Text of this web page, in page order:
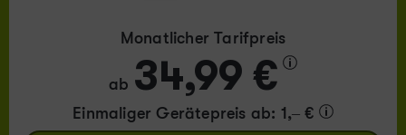
Monatlicher Tarifpreis
ab 34,99 €
Einmaliger Gerätepreis ab: 1,– €